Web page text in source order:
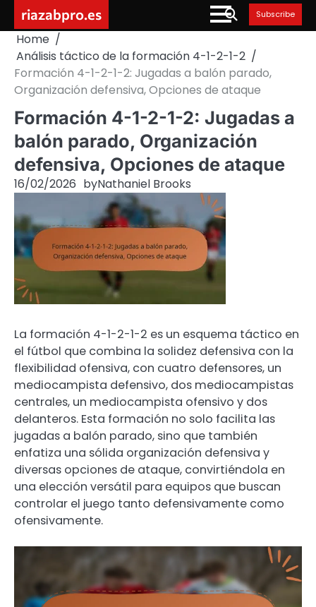
content
riazabpro.es Subscribe
Home
Análisis táctico de la formación 4-1-2-1-2
Formación 4-1-2-1-2: Jugadas a balón parado,
Organización defensiva, Opciones de ataque
Formación 4-1-2-1-2: Jugadas a
balón parado, Organización
defensiva, Opciones de ataque
16/02/2026 byNathaniel Brooks
La formación 4-1-2-1-2 es un esquema táctico en
el fútbol que combina la solidez defensiva con la
flexibilidad ofensiva, con cuatro defensores, un
mediocampista defensivo, dos mediocampistas
centrales, un mediocampista ofensivo y dos
delanteros. Esta formación no solo facilita las
jugadas a balón parado, sino que también
enfatiza una sólida organización defensiva y
diversas opciones de ataque, convirtiéndola en
una elección versátil para equipos que buscan
controlar el juego tanto defensivamente como
ofensivamente.